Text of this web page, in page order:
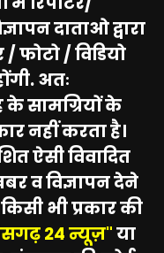
दाताओ द्वारा
फोटो / विडियो
अतः
के सामग्रियों के
नहीं करता है।
ऐसी विवादित
व विज्ञापन देने
भी प्रकार की
24 न्यूज़"या